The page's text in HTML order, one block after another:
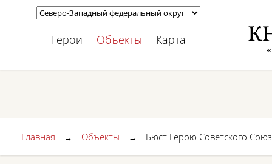
Герои Объекты Карта
Главная → Объекты → Бюст Герою Советского